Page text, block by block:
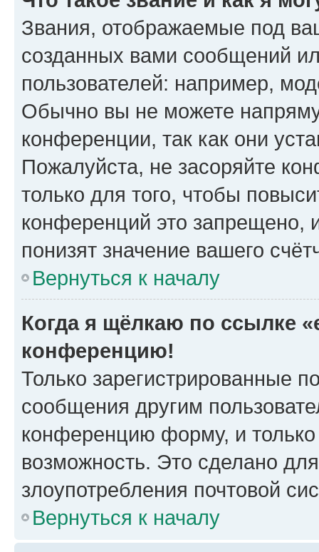
Звания, отображаемые под
созданных вами сообщений
пользователей: например,
Обычно вы не можете
конференции, так как они
Пожалуйста, не засоряйте
только для того, чтобы
конференций это запрещено,
понизят значение вашего
Вернуться к началу
Когда я щёлкаю по ссылке
конференцию!
Только зарегистрированные
сообщения другим
конференцию форму, и
возможность. Это сделано
злоупотребления почтовой
Вернуться к началу